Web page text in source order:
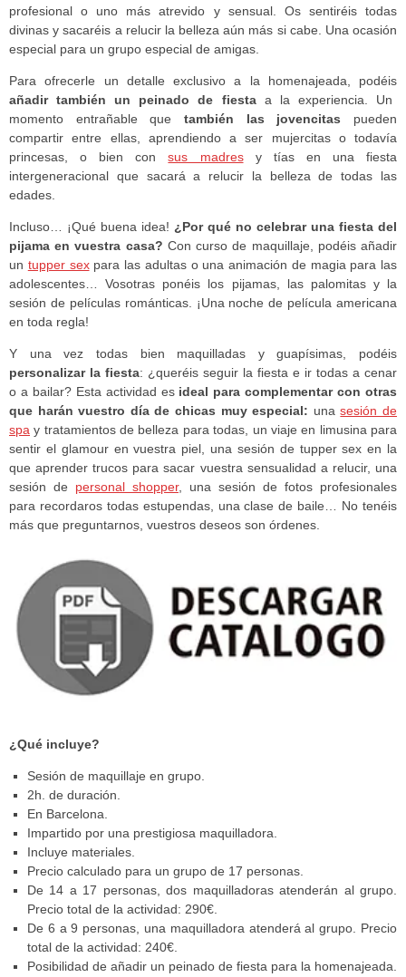
profesional o uno más atrevido y sensual. Os sentiréis todas
divinas y sacaréis a relucir la belleza aún más si cabe. Una ocasión
especial para un grupo especial de amigas.
Para ofrecerle un detalle exclusivo a la homenajeada, podéis
añadir también un peinado de fiestaa la experiencia. Un
momento entrañable que también las jovencitas pueden
compartir entre ellas, aprendiendo a ser mujercitas o todavía
princesas, o bien consus madresy tías en una fiesta
intergeneracional que sacará a relucir la belleza de todas las
edades.
Incluso… ¡Qué buena idea! ¿Por qué no celebrar una fiesta del
pijama en vuestra casa? Con curso de maquillaje, podéis añadir
un tupper sexpara las adultas o una animación de magia para las
adolescentes… Vosotras ponéis los pijamas, las palomitas y la
sesión de películas románticas. ¡Una noche de película americana
en toda regla!
Y una vez todas bien maquilladas y guapísimas, podéis
personalizar la fiesta: ¿queréis seguir la fiesta e ir todas a cenar
o a bailar? Esta actividad esideal para complementar con otras
que harán vuestro día de chicas muy especial: unasesión de
spa y tratamientos de belleza para todas, un viaje en limusina para
sentir el glamour en vuestra piel, una sesión de tupper sex en la
que aprender trucos para sacar vuestra sensualidad a relucir, una
sesión de personal shopper, una sesión de fotos profesionales
para recordaros todas estupendas, una clase de baile… No tenéis
más que preguntarnos, vuestros deseos son órdenes.
¿Qué incluye?
Sesión de maquillaje en grupo.
2h. de duración.
En Barcelona.
Impartido por una prestigiosa maquilladora.
Incluye materiales.
Precio calculado para un grupo de 17 personas.
De 14 a 17 personas, dos maquilladoras atenderán al grupo.
Precio total de la actividad: 290€.
De 6 a 9 personas, una maquilladora atenderá al grupo. Precio
total de la actividad: 240€.
Posibilidad de añadir un peinado de fiesta para la homenajeada.